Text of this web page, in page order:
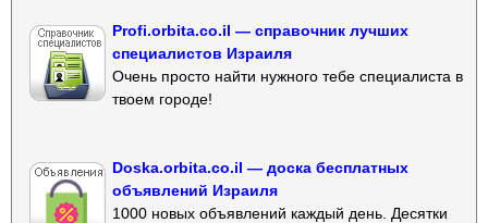
Profi.orbita.co.il — справочник лучших
специалистов Израиля
Очень просто найти нужного тебе специалиста в
твоем городе!
Doska.orbita.co.il — доска бесплатных
объявлений Израиля
1000 новых объявлений каждый день. Десятки